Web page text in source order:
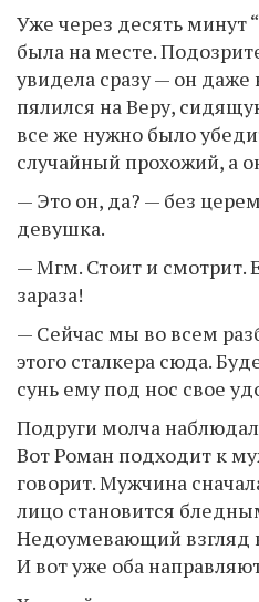
Уже через десять минут
была на месте.
увидела сразу — он даже
пялился на Веру,
все же нужно было
случайный прохожий, а
— Это он, да? — без
девушка.
— Мгм. Стоит и смотрит.
зараза!
— Сейчас мы во всем
этого сталкера сюда.
сунь ему под нос свое
Подруги молча
Вот Роман подходит к
говорит. Мужчина
лицо становится
Недоумевающий взгляд
И вот уже оба